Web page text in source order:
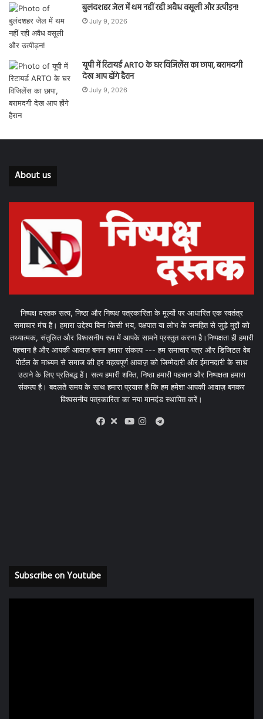
बुलंदशहर जेल में थम नहीं रही अवैध वसूली और उत्पीड़न!
July 9, 2026
यूपी में रिटायर्ड ARTO के घर विजिलेंस का छापा, बरामदगी
देख आप होंगे हैरान
July 9, 2026
About us
निष्पक्ष दस्तक सत्य, निष्ठा और निष्पक्ष पत्रकारिता के मूल्यों पर आधारित एक स्वतंत्र
समाचार मंच है। हमारा उद्देश्य बिना किसी भय, पक्षपात या लोभ के जनहित से जुड़े मुद्दों को
तथ्यात्मक, संतुलित और विश्वसनीय रूप में आपके सामने प्रस्तुत करना है।निष्पक्षता ही हमारी
पहचान है और आपकी आवाज़ बनना हमारा संकल्प --- हम समाचार पत्र और डिजिटल वेब
पोर्टल के माध्यम से समाज की हर महत्वपूर्ण आवाज़ को जिम्मेदारी और ईमानदारी के साथ
उठाने के लिए प्रतिबद्ध हैं। सत्य हमारी शक्ति, निष्ठा हमारी पहचान और निष्पक्षता हमारा
संकल्प है। बदलते समय के साथ हमारा प्रयास है कि हम हमेशा आपकी आवाज़ बनकर
विश्वसनीय पत्रकारिता का नया मानदंड स्थापित करें।
X
Telegram
Subscribe on Youtube